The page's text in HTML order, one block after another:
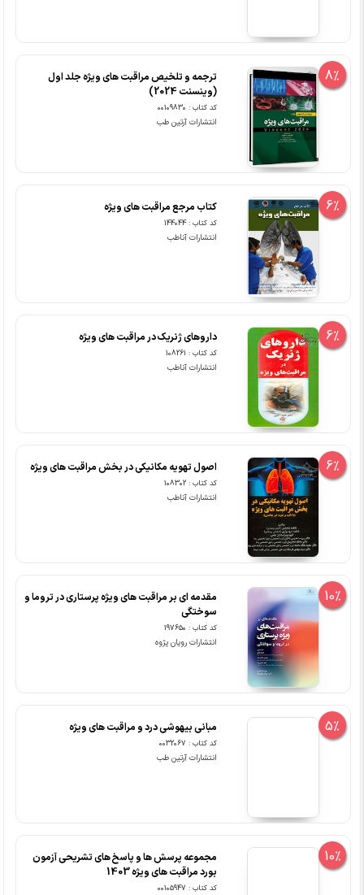
8%
ترجمه و تلخیص مراقبت های ویژه جلد اول
(وینسنت 2024)
کد کتاب : 00109830
انتشارات آرتین طب
6% کتاب مرجع مراقبت های ویژه
کد کتاب : 144044
انتشارات آناطب
6% داروهای ژنریک در مراقبت های ویژه
کد کتاب : 108261
انتشارات آناطب
6% اصول تهویه مکانیکی در بخش مراقبت های ویژه
کد کتاب : 108302
انتشارات آناطب
10%
مقدمه ای بر مراقبت های ویژه پرستاری در تروما و
سوختگی
کد کتاب : 197650
انتشارات رویان پژوه
5% مبانی بیهوشی درد و مراقبت های ویژه
کد کتاب : 0032067
انتشارات آرتین طب
10%
مجموعه پرسش ها و پاسخ های تشریحی آزمون
بورد مراقبت های ویژه 1403
کد کتاب : 00105947